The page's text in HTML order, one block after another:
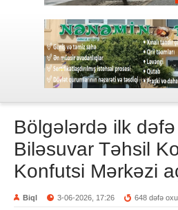
Bölgələrdə ilk
Biləsuvar Təhsil
Konfutsi Mərkəzi
Biql 3-06-2026, 17:26 648 dəfə